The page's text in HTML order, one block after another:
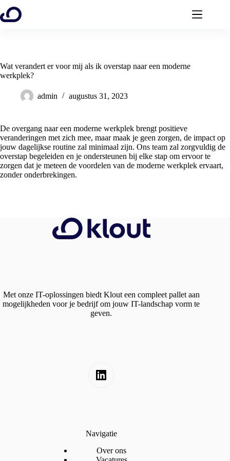
naar
de
Wat verandert er voor mij als ik overstap naar een moderne
werkplek?
admin augustus 31, 2023
De overgang naar een moderne werkplek brengt positieve
veranderingen met zich mee, maar maak je geen zorgen, de impact op
jouw dagelijkse routine zal minimaal zijn. Ons team zal zorgvuldig de
overstap begeleiden en je ondersteunen bij elke stap om ervoor te
zorgen dat je meteen de voordelen van de moderne werkplek ervaart,
zonder onderbrekingen.
Met onze IT-oplossingen biedt Klout een compleet pallet aan
mogelijkheden voor je bedrijf om jouw IT-landschap vorm te
geven.
Navigatie
Over ons